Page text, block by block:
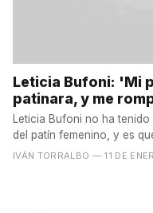
Leticia Bufoni: 'Mi
patinara, y me
Leticia Bufoni no ha
del patín femenino, y es
IVÁN TORRALBO — 11 DE